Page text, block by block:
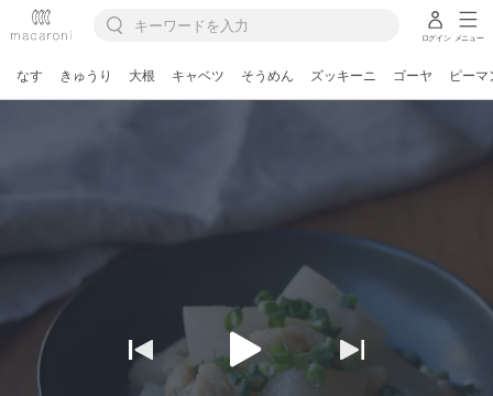
ログイン メニュー
なす きゅうり 大根 キャベツ そうめん ズッキーニ ゴーヤ ピーマ